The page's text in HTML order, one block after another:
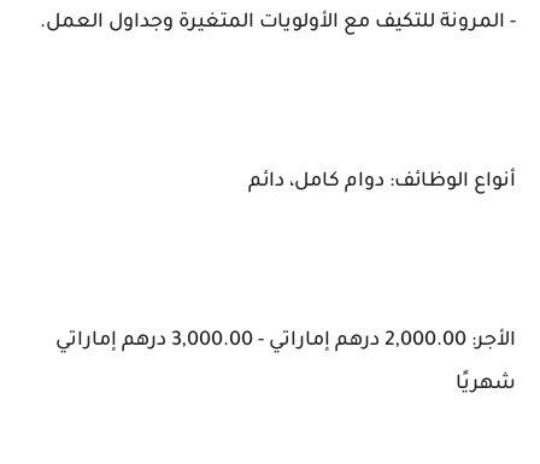
- المرونة للتكيف مع الأولويات المتغيرة وجداول العمل.
أنواع الوظائف: دوام كامل، دائم
الأجر: 2,000.00 درهم إماراتي - 3,000.00 درهم إماراتي
شهريًا